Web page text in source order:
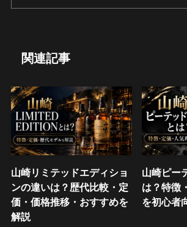
関連記事
山崎リミテッドエディショ
ンの違いは？歴代比較・定
価・価格推移・おすすめを
解説
山崎ピー
は？特徴
を初心者